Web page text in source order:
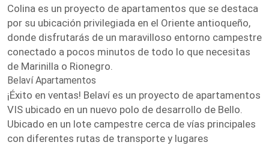
Colina es un proyecto de apartamentos que se destaca
por su ubicación privilegiada en el Oriente antioqueño,
donde disfrutarás de un maravilloso entorno campestre
conectado a pocos minutos de todo lo que necesitas
de Marinilla o Rionegro.
Belaví Apartamentos
¡Éxito en ventas! Belaví es un proyecto de apartamentos
VIS ubicado en un nuevo polo de desarrollo de Bello.
Ubicado en un lote campestre cerca de vías principales
con diferentes rutas de transporte y lugares